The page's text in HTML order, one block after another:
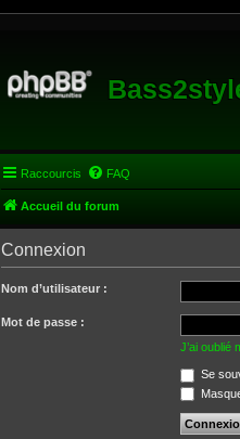
Raccourcis FAQ
Accueil du forum
Connexion
Nom d’utilisateur :
Mot de passe :
J’ai oublié
Se